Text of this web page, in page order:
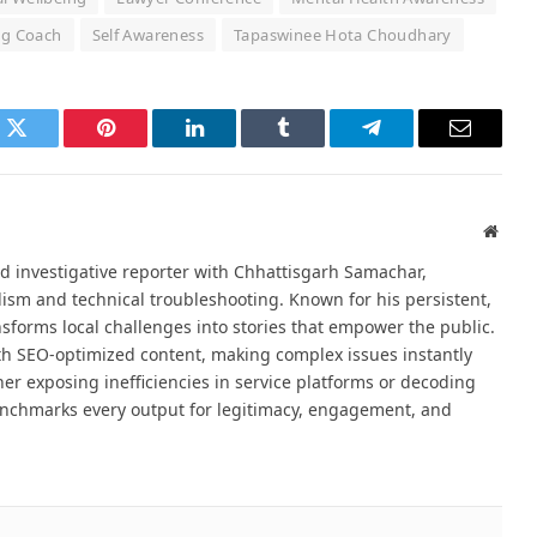
Coach
Self Awareness Tapaswinee Hota Choudhary
Twitter Pinterest LinkedIn Tumblr Telegram Email
investigative reporter with Chhattisgarh Samachar,
and technical troubleshooting. Known for his persistent,
local challenges into stories that empower the public.
SEO-optimized content, making complex issues instantly
exposing inefficiencies in service platforms or decoding
every output for legitimacy, engagement, and